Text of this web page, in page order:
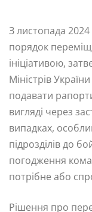
З листопада
порядок
ініціативою,
Міністрів
подавати
вигляді через
випадках,
підрозділів до
погодження
потрібне або
Рішення про